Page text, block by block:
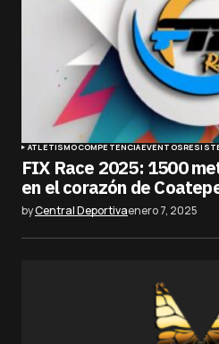
ATLETISMOCOMPETENCIAEVENTOS
FIX Race 2025: 1500
en el corazón de
byCentral Deportivaenero 7, 2025